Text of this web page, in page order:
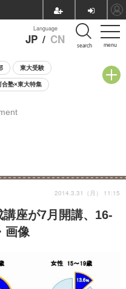
menu
Language
JP / CN search
東大受験
合塾×東大特集
・相談会
座が7月開講、16-
画像
2014.3.31（月） 11:15